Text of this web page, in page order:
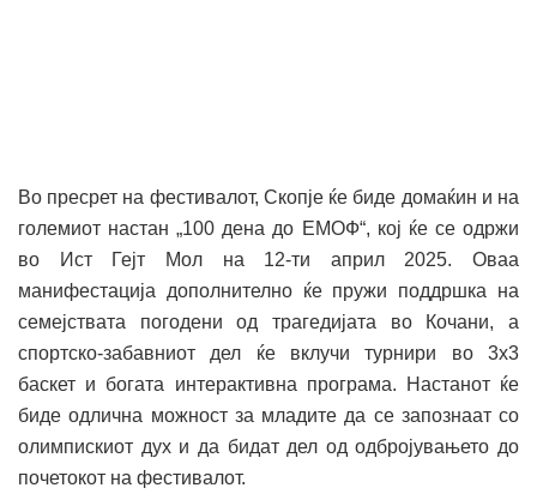
Во пресрет на фестивалот, Скопје ќе биде домаќин и на
големиот настан „100 дена до ЕМОФ“, кој ќе се одржи
во Ист Гејт Мол на 12-ти април 2025. Оваа
манифестација дополнително ќе пружи поддршка на
семејствата погодени од трагедијата во Кочани, а
спортско-забавниот дел ќе вклучи турнири во 3х3
баскет и богата интерактивна програма. Настанот ќе
биде одлична можност за младите да се запознаат со
олимпискиот дух и да бидат дел од одбројувањето до
почетокот на фестивалот.